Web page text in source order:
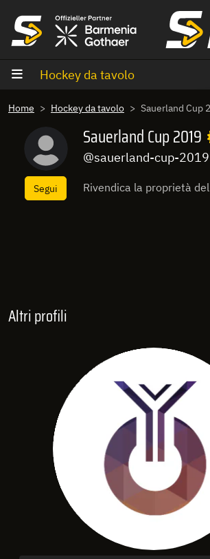
Hockey da tavolo
Home Hockey da tavolo Sauerland Cup
Segui
Sauerland Cup 2019
@sauerland-cup-2019
Rivendica la proprietà
Altri profili